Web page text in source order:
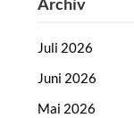
Juli 2026
Juni 2026
Mai 2026